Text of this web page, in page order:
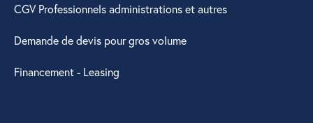
CGV Professionnels administrations et autres
Demande de devis pour gros volume
Financement - Leasing